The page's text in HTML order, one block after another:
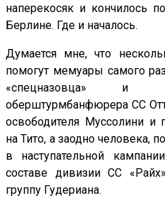
наперекосяк и кончилось
Берлине. Где и началось.
Думается мне, что
помогут мемуары самого
«спецназовца» и
оберштурмбанфюрера СС
освободителя Муссолини и
на Тито, а заодно человека,
в наступательной
составе дивизии СС
группу Гудериана.